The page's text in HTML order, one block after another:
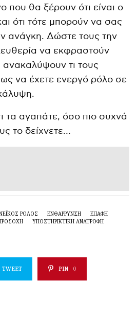
που θα ξέρουν ότι είναι ο
ότι τότε μπορούν να σας
ανάγκη. Δώστε τους την
να εκφραστούν
ανακαλύψουν τι τους
να έχετε ενεργό ρόλο σε
τα αγαπάτε, όσο πιο συχνά
το δείχνετε…
ΡΌΛΟΣ ΕΝΘΑΡΡΥΝΣΗ
ΕΠΑΦΗ
ΥΠΟΣΤΗΡΙΚΤΙΚΉ ΑΝΑΤΡΟΦΉ
TWEET PIN 0